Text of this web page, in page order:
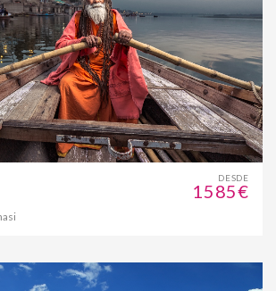
DESDE
1585€